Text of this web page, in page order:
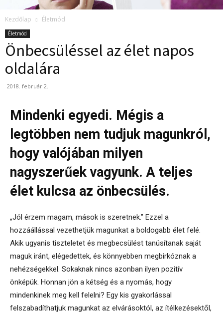
Kezdőlap Életmód
Életmód
Önbecsüléssel az élet napos
oldalára
2018. február 2.
Mindenki egyedi. Mégis a
legtöbben nem tudjuk magunkról,
hogy valójában milyen
nagyszerűek vagyunk. A teljes
élet kulcsa az önbecsülés.
„Jól érzem magam, mások is szeretnek.” Ezzel a
hozzáállással vezethetjük magunkat a boldogabb élet felé.
Akik ugyanis tiszteletet és megbecsülést tanúsítanak saját
maguk iránt, elégedettek, és könnyebben megbirkóznak a
nehézségekkel. Sokaknak nincs azonban ilyen pozitív
önképük. Honnan jön a kétség és a nyomás, hogy
mindenkinek meg kell felelni? Egy kis gyakorlással
felszabadíthatjuk magunkat az elvárásoktól, az ítélkezésektől,